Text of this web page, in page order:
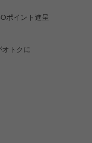
ポイント進呈
トクに